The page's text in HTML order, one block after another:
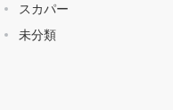
スカパー
未分類